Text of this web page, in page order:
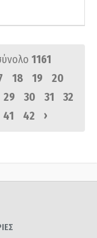
1161
18 19
20
29 30 31
32
41 42 ›